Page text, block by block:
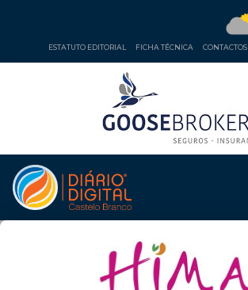
ESTATUTO EDITORIAL FICHA TÉCNICA CONTACTOS